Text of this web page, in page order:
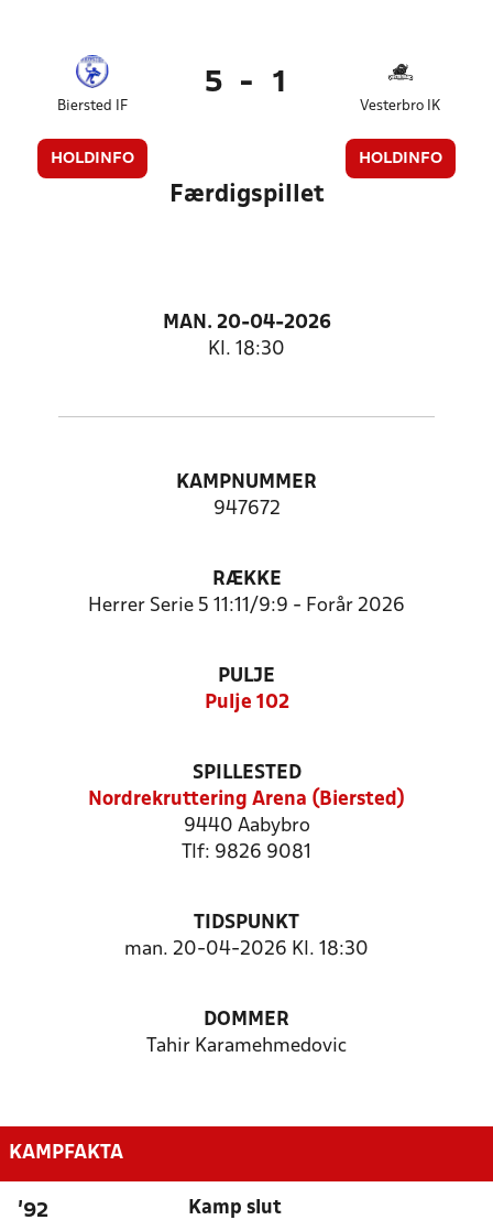
Biersted IF
HOLDINFO
5 - 1
Vesterbro IK
HOLDINFO
Færdigspillet
MAN. 20-04-2026
Kl. 18:30
KAMPNUMMER
947672
RÆKKE
Herrer Serie 5 11:11/9:9 - Forår 2026
PULJE
Pulje 102
SPILLESTED
Nordrekruttering Arena (Biersted)
9440 Aabybro
Tlf: 9826 9081
TIDSPUNKT
man. 20-04-2026 Kl. 18:30
DOMMER
Tahir Karamehmedovic
KAMPFAKTA
'92 Kamp slut